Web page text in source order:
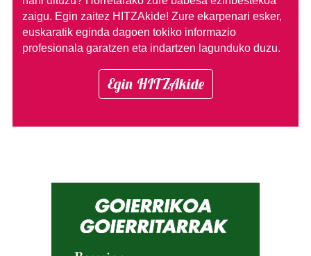
zaigu. Egin zaitez HITZAkide! Zure ekarpenari esker,
euskaratik eginda dagoen tokiko informazio
profesionala garatzen eta indartzen lagunduko duzu.
Egin HITZAkide